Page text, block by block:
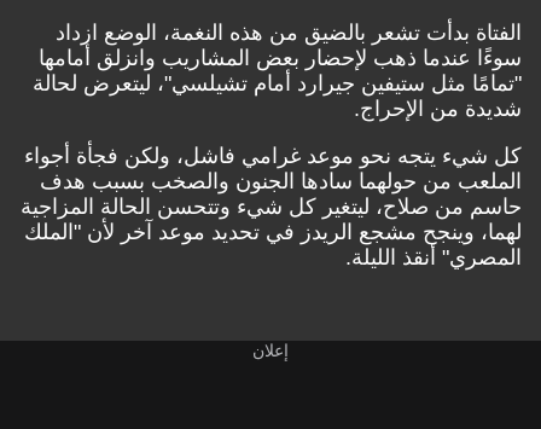
الفتاة بدأت تشعر بالضيق من هذه النغمة، الوضع ازداد
سوءًا عندما ذهب لإحضار بعض المشاريب وانزلق أمامها
"تمامًا مثل ستيفين جيرارد أمام تشيلسي"، ليتعرض لحالة
شديدة من الإحراج.
كل شيء يتجه نحو موعد غرامي فاشل، ولكن فجأة أجواء
الملعب من حولهما سادها الجنون والصخب بسبب هدف
حاسم من صلاح، ليتغير كل شيء وتتحسن الحالة المزاجية
لهما، وينجح مشجع الريدز في تحديد موعد آخر لأن "الملك
المصري" أنقذ الليلة.